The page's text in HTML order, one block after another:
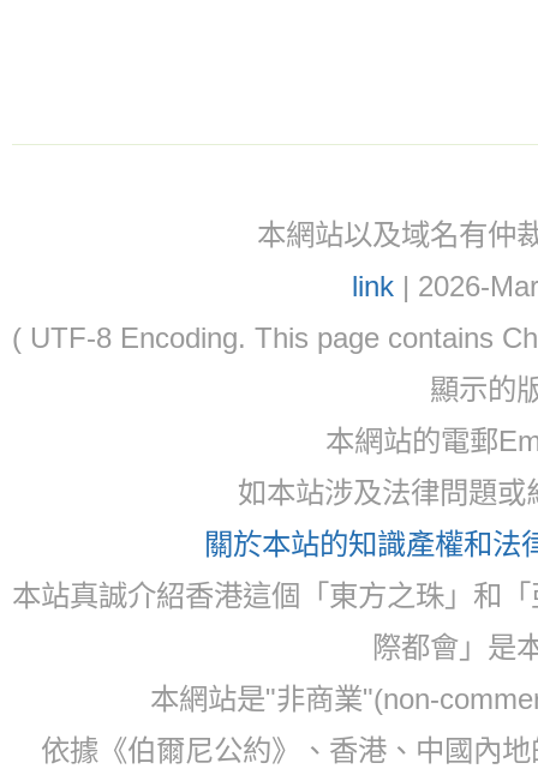
本網站以及域名有仲
link| 2026-
( UTF-8 Encoding. This page contains
顯示的
本網站的電郵
如本站涉及法律問題
關於本站的知識產權和法
本站真誠介紹香港這個「東方之珠」和
際都會」是
本網站是"非商業"(non-
依據《伯爾尼公約》、香港、中國內